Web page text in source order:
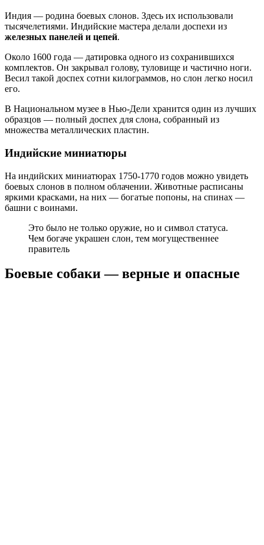
Индия — родина боевых слонов. Здесь их использовали
тысячелетиями. Индийские мастера делали доспехи из
железных панелей и цепей.
Около 1600 года — датировка одного из сохранившихся
комплектов. Он закрывал голову, туловище и частично ноги.
Весил такой доспех сотни килограммов, но слон легко носил
его.
В Национальном музее в Нью-Дели хранится один из лучших
образцов — полный доспех для слона, собранный из
множества металлических пластин.
Индийские миниатюры
На индийских миниатюрах 1750-1770 годов можно увидеть
боевых слонов в полном облачении. Животные расписаны
яркими красками, на них — богатые попоны, на спинах —
башни с воинами.
Это было не только оружие, но и символ статуса.
Чем богаче украшен слон, тем могущественнее
правитель
Боевые собаки — верные и опасные